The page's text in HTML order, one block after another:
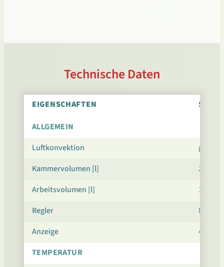
Technische Daten
EIGENSCHAFTEN
ALLGEMEIN
Luftkonvektion
Kammervolumen [l]
200 /
Arbeitsvolumen [l]
163 /
Regler
Anzeige
4,3-
TEMPERATUR